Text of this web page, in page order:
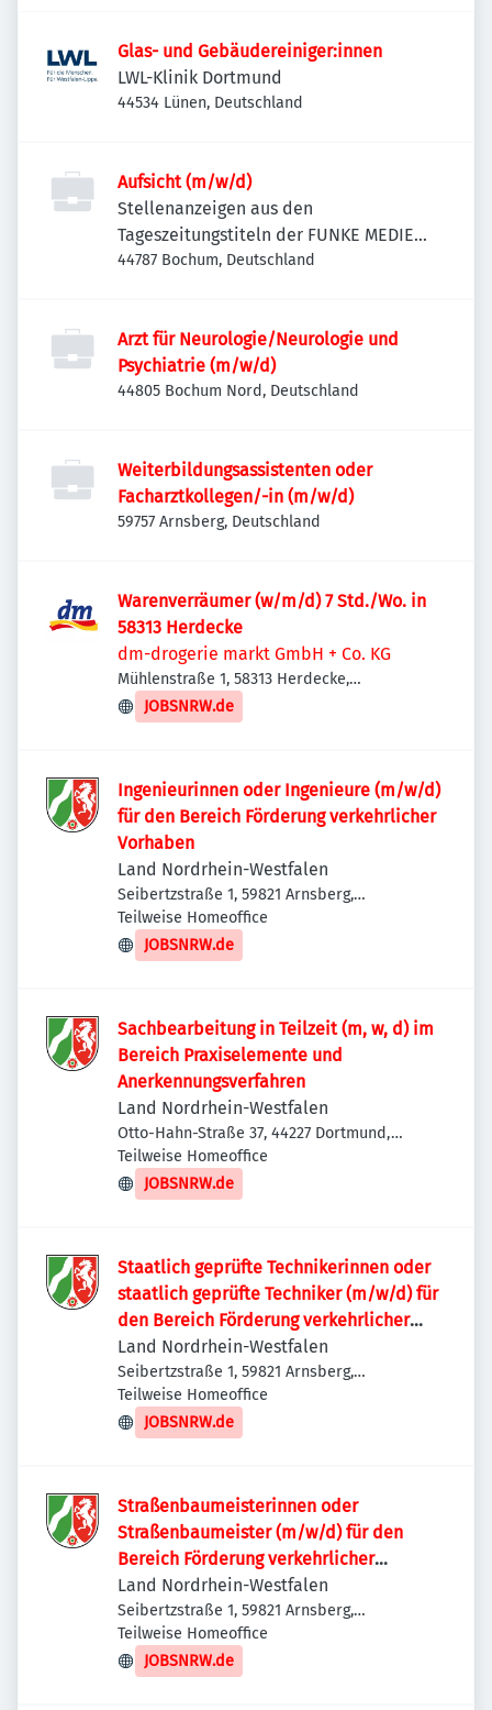
Glas- und Gebäudereiniger:innen
LWL-Klinik Dortmund
44534 Lünen, Deutschland
Aufsicht (m/w/d)
Stellenanzeigen aus den
Tageszeitungstiteln der FUNKE MEDIEN
NRW
44787 Bochum, Deutschland
Arzt für Neurologie/Neurologie und
Psychiatrie (m/w/d)
44805 Bochum Nord, Deutschland
Weiterbildungsassistenten oder
Facharztkollegen/-in (m/w/d)
59757 Arnsberg, Deutschland
Warenverräumer (w/m/d) 7 Std./Wo. in
58313 Herdecke
dm-drogerie markt GmbH + Co. KG
Mühlenstraße 1, 58313 Herdecke,
Deutschland
JOBSNRW.de
Ingenieurinnen oder Ingenieure (m/w/d)
für den Bereich Förderung verkehrlicher
Vorhaben
Land Nordrhein-Westfalen
Seibertzstraße 1, 59821 Arnsberg,
Deutschland
Teilweise Homeoffice
JOBSNRW.de
Sachbearbeitung in Teilzeit (m, w, d) im
Bereich Praxiselemente und
Anerkennungsverfahren
Land Nordrhein-Westfalen
Otto-Hahn-Straße 37, 44227 Dortmund,
Deutschland
Teilweise Homeoffice
JOBSNRW.de
Staatlich geprüfte Technikerinnen oder
staatlich geprüfte Techniker (m/w/d) für
den Bereich Förderung verkehrlicher
Vorhaben
Land Nordrhein-Westfalen
Seibertzstraße 1, 59821 Arnsberg,
Deutschland
Teilweise Homeoffice
JOBSNRW.de
Straßenbaumeisterinnen oder
Straßenbaumeister (m/w/d) für den
Bereich Förderung verkehrlicher
Vorhaben
Land Nordrhein-Westfalen
Seibertzstraße 1, 59821 Arnsberg,
Deutschland
Teilweise Homeoffice
JOBSNRW.de